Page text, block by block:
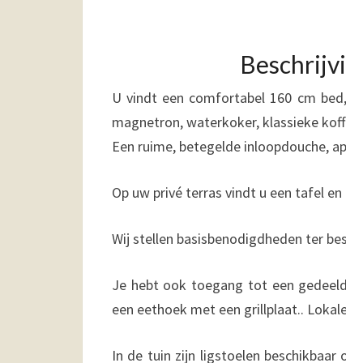
U vindt een comfortabel 160 cm
magnetron, waterkoker, klassieke
Een ruime, betegelde inloopdouche,
Op uw privé terras vindt u een tafel
Wij stellen basisbenodigdheden ter
Je hebt ook toegang tot een
een eethoek met een grillplaat..
In de tuin zijn ligstoelen beschikbaar